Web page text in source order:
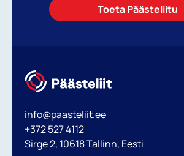
info@paasteliit.ee
+372 527 4112
Sirge 2, 10618 Tallinn, Eesti
Toeta Päästeliitu